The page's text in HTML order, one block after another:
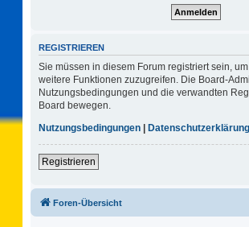
REGISTRIEREN
Sie müssen in diesem Forum registriert sein,
weitere Funktionen zuzugreifen. Die Board-
Nutzungsbedingungen und die verwandten
Board bewegen.
Nutzungsbedingungen | Datenschutzerklärung
Registrieren
Foren-Übersicht